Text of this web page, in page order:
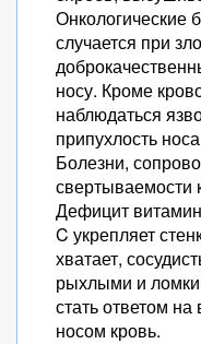
Онкологические
случается при
носу. Кроме
наблюдаться
припухлость
Болезни,
свертываемости
Дефицит
C укрепляет
хватает,
рыхлыми и
стать ответом
носом кровь.